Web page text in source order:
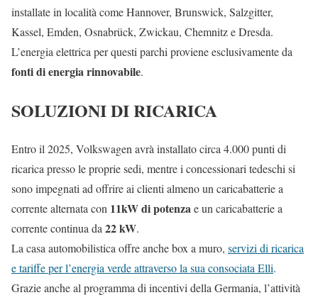
installate in località come Hannover, Brunswick, Salzgitter,
Kassel, Emden, Osnabrück, Zwickau, Chemnitz e Dresda.
L’energia elettrica per questi parchi proviene esclusivamente da
fonti di energia rinnovabile.
SOLUZIONI DI RICARICA
Entro il 2025, Volkswagen avrà installato circa 4.000 punti di
ricarica presso le proprie sedi, mentre i concessionari tedeschi si
sono impegnati ad offrire ai clienti almeno un caricabatterie a
corrente alternata con 11kW di potenzae un caricabatterie a
corrente continua da22 kW.
La casa automobilistica offre anche box a muro, servizi di ricarica
e tariffe per l’energia verde attraverso la sua consociata Elli.
Grazie anche al programma di incentivi della Germania, l’attività